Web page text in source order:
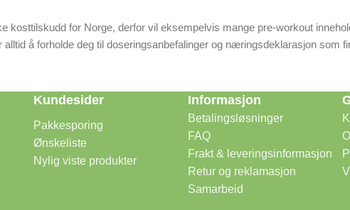
kosttilskudd for Norge, derfor vil eksempelvis mange pre-workout
å forholde deg til doseringsanbefalinger og næringsdeklarasjon som
Kundesider
Pakkesporing
Ønskeliste
Nylig viste produkter
Informasjon
Betalingsløsninger
FAQ
Frakt & leveringsinformasjon
Retur og reklamasjon
Samarbeid